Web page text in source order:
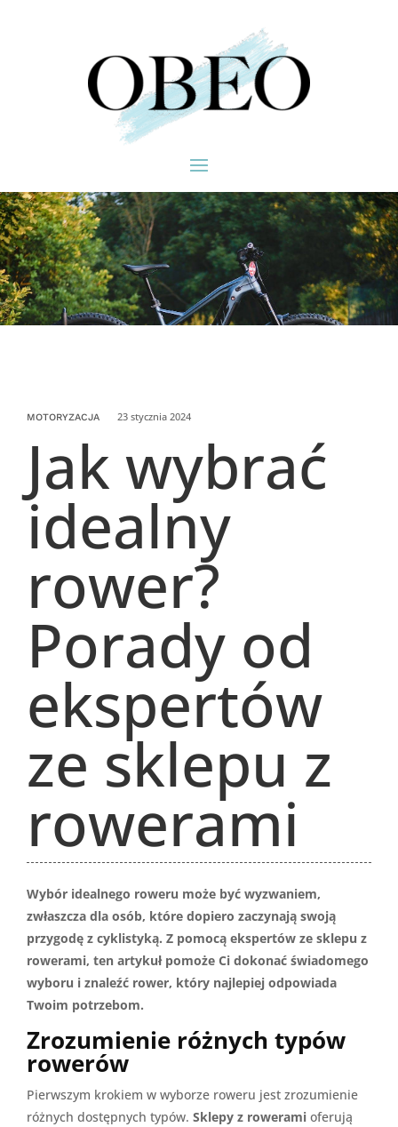
MOTORYZACJA 23 stycznia 2024
Jak wybrać
idealny
rower?
Porady od
ekspertów
ze sklepu z
rowerami
Wybór idealnego roweru może być wyzwaniem,
zwłaszcza dla osób, które dopiero zaczynają swoją
przygodę z cyklistyką. Z pomocą ekspertów ze sklepu z
rowerami, ten artykuł pomoże Ci dokonać świadomego
wyboru i znaleźć rower, który najlepiej odpowiada
Twoim potrzebom.
Zrozumienie różnych typów
rowerów
Pierwszym krokiem w wyborze roweru jest zrozumienie
różnych dostępnych typów. Sklepy z rowerami oferują